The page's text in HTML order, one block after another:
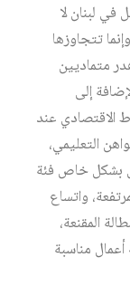
في لبنان لا
تتجاوزها
متماديين
إلى
الاقتصادي عند
التعليمي،
بشكل خاص فئة
واتساع
المقنعة،
مناسبة